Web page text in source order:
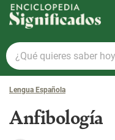
Enciclopedia Significados
¿Qué
quieres
saber
hoy?
Lengua Española
Anfibología